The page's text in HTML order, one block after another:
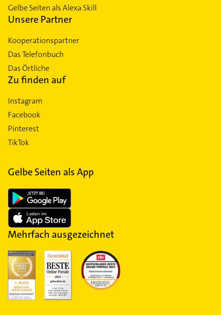
Gelbe Seiten als Alexa Skill
Unsere Partner
Kooperationspartner
Das Telefonbuch
Das Örtliche
Zu finden auf
Instagram
Facebook
Pinterest
TikTok
Gelbe Seiten als App
Mehrfach ausgezeichnet